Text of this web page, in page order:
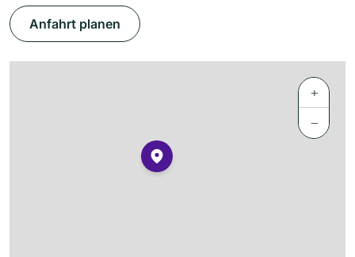
Anfahrt planen
+
−